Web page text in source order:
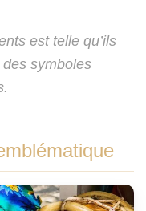
est telle qu’ils
symboles